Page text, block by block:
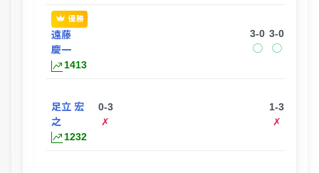
優勝
遠藤
慶一
1413
3-0
◯
3-0
◯
足立 宏
之
1232
0-3
✗
1-3
✗